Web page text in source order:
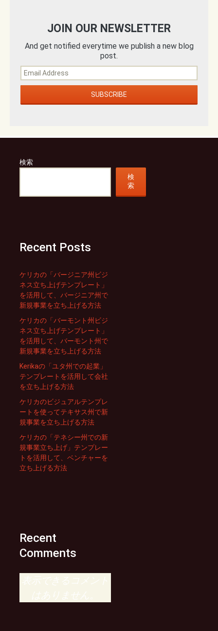
JOIN OUR NEWSLETTER
And get notified everytime we publish a new blog
post.
検索
検
索
Recent Posts
ケリカの「バージニア州ビジ
ネス立ち上げテンプレート」
を活用して、バージニア州で
新規事業を立ち上げる方法
ケリカの「バーモント州ビジ
ネス立ち上げテンプレート」
を活用して、バーモント州で
新規事業を立ち上げる方法
Kerikaの「ユタ州での起業」
テンプレートを活用して会社
を立ち上げる方法
ケリカのビジュアルテンプレ
ートを使ってテキサス州で新
規事業を立ち上げる方法
ケリカの「テネシー州での新
規事業立ち上げ」テンプレー
トを活用して、ベンチャーを
立ち上げる方法
Recent
Comments
表示できるコメント
はありません。